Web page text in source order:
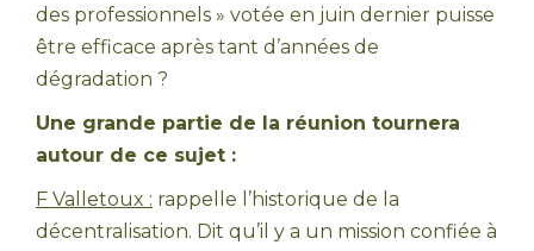
des professionnels » votée en juin dernier puisse
être efficace après tant d’années de
dégradation ?
Une grande partie de la réunion tournera
autour de ce sujet :
F Valletoux : rappelle l’historique de la
décentralisation. Dit qu’il y a un mission confiée à